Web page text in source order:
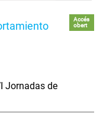
Accés
obert
Jornadas de